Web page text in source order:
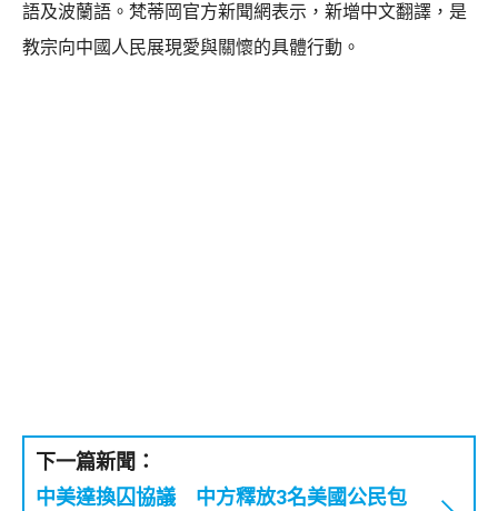
語及波蘭語。梵蒂岡官方新聞網表示，新增中文翻譯，是
教宗向中國人民展現愛與關懷的具體行動。
下一篇新聞：
中美達換囚協議 中方釋放3名美國公民包